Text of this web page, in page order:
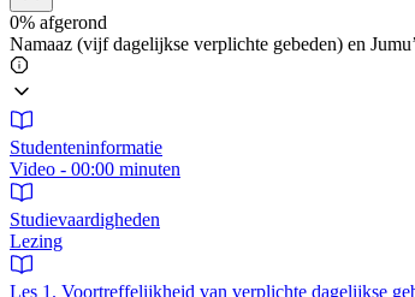
0% afgerond
Namaaz (vijf dagelijkse verplichte gebeden) en
Studenteninformatie
Video - 00:00 minuten
Studievaardigheden
Lezing
Les 1. Voortreffelijkheid van verplichte dagelijkse